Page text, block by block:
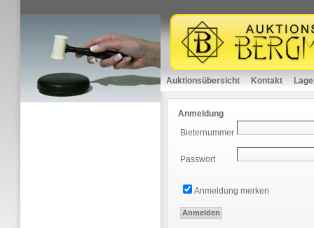
Auktionsübersicht Kontakt
Anmeldung
Bieternummer
Passwort
Anmeldung merken